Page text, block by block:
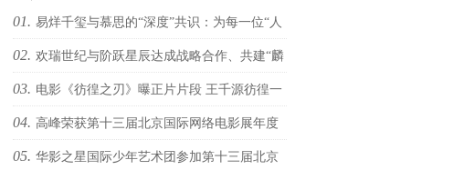
01. 易烊千玺与慕思的“深度”共识：为每一位“人
生向上者”续航
02. 欢瑞世纪与阶跃星辰达成战略合作、共建“麟
跃”AI联合实验室
03. 电影《彷徨之刃》曝正片片段 王千源彷徨一
枪决战恶魔少年
04. 高峰荣获第十三届北京国际网络电影展年度
十佳导演
05. 华影之星国际少年艺术团参加第十三届北京